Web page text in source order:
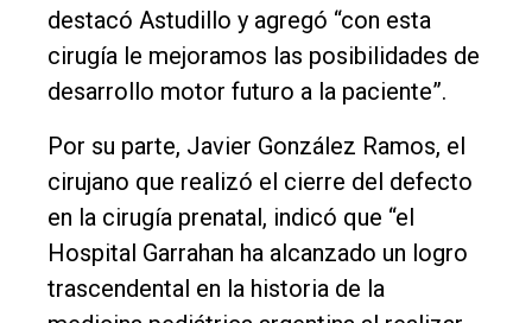
destacó Astudillo y agregó “con esta
cirugía le mejoramos las posibilidades de
desarrollo motor futuro a la paciente”.
Por su parte, Javier González Ramos, el
cirujano que realizó el cierre del defecto
en la cirugía prenatal, indicó que “el
Hospital Garrahan ha alcanzado un logro
trascendental en la historia de la